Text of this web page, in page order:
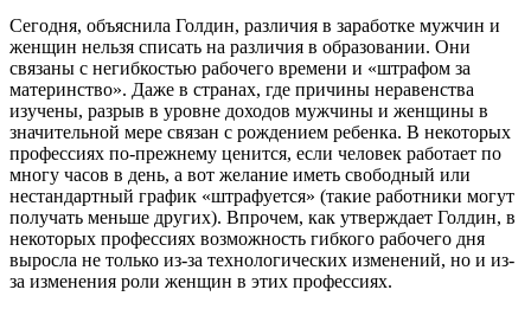
Сегодня, объяснила Голдин, различия в заработке мужчин и
женщин нельзя списать на различия в образовании. Они
связаны с негибкостью рабочего времени и «штрафом за
материнство». Даже в странах, где причины неравенства
изучены, разрыв в уровне доходов мужчины и женщины в
значительной мере связан с рождением ребенка. В некоторых
профессиях по-прежнему ценится, если человек работает по
многу часов в день, а вот желание иметь свободный или
нестандартный график «штрафуется» (такие работники могут
получать меньше других). Впрочем, как утверждает Голдин, в
некоторых профессиях возможность гибкого рабочего дня
выросла не только из-за технологических изменений, но и из-
за изменения роли женщин в этих профессиях.